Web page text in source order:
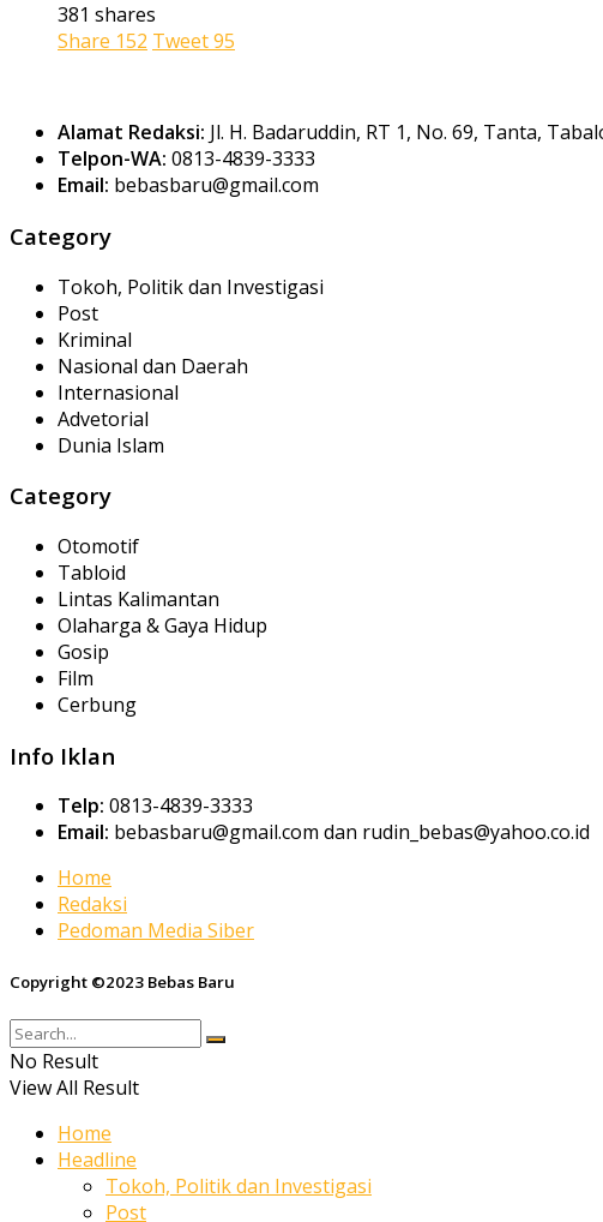
381 shares
Share 152 Tweet95
Alamat Redaksi: Jl. H. Badaruddin, RT 1, No. 69, Tanta,
Telpon-WA: 0813-4839-3333
Email: bebasbaru@gmail.com
Category
Tokoh, Politik dan Investigasi
Post
Kriminal
Nasional dan Daerah
Internasional
Advetorial
Dunia Islam
Category
Otomotif
Tabloid
Lintas Kalimantan
Olaharga & Gaya Hidup
Gosip
Film
Cerbung
Info Iklan
Telp: 0813-4839-3333
Email: bebasbaru@gmail.com dan rudin_bebas@yahoo.co.id
Home
Redaksi
Pedoman Media Siber
Copyright ©2023 Bebas Baru
No Result
View All Result
Home
Headline
Tokoh, Politik dan Investigasi
Post